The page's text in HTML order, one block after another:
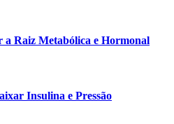
a Raiz Metabólica e Hormonal
Insulina e Pressão